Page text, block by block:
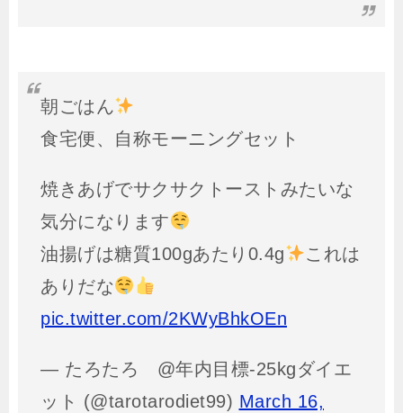
朝ごはん
食宅便、自称モーニングセット
焼きあげでサクサクトーストみたいな
気分になります
油揚げは糖質100gあたり0.4g
これは
ありだな
pic.twitter.com/2KWyBhkOEn
— たろたろ @年内目標-25kgダイエ
ット (@tarotarodiet99) March 16,